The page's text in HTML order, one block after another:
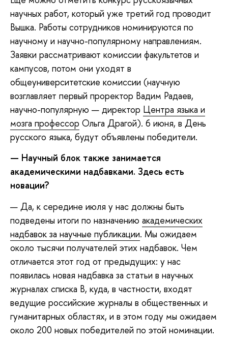
научных работ, который уже третий год проводит
Вышка. Работы сотрудников номинируются по
научному и научно-популярному направлениям.
Заявки рассматривают комиссии факультетов и
кампусов, потом они уходят в
общеуниверситетские комиссии (научную
возглавляет первый проректор Вадим Радаев,
научно-популярную — директор Центра языка и
мозга профессор Ольга Драгой). 6 июня, в День
русского языка, будут объявлены победители.
— Научный блок также занимается
академическими надбавками. Здесь есть
новации?
— Да, к середине июля у нас должны быть
подведены итоги по назначению академических
надбавок за научные публикации. Мы ожидаем
около тысячи получателей этих надбавок. Чем
отличается этот год от предыдущих: у нас
появилась новая надбавка за статьи в научных
журналах списка B, куда, в частности, входят
ведущие российские журналы в общественных и
гуманитарных областях, и в этом году мы ожидаем
около 200 новых победителей по этой номинации.